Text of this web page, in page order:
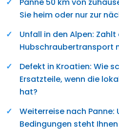
Sie heim oder nur zur
Unfall in den Alpen:
Hubschraubertransport
Defekt in Kroatien: Wie
Ersatzteile, wenn die
hat?
Weiterreise nach Panne:
Bedingungen steht